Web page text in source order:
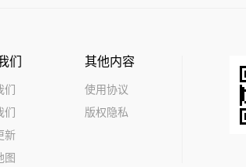
们
们
们
新
图
其他内容
使用协议
版权隐私